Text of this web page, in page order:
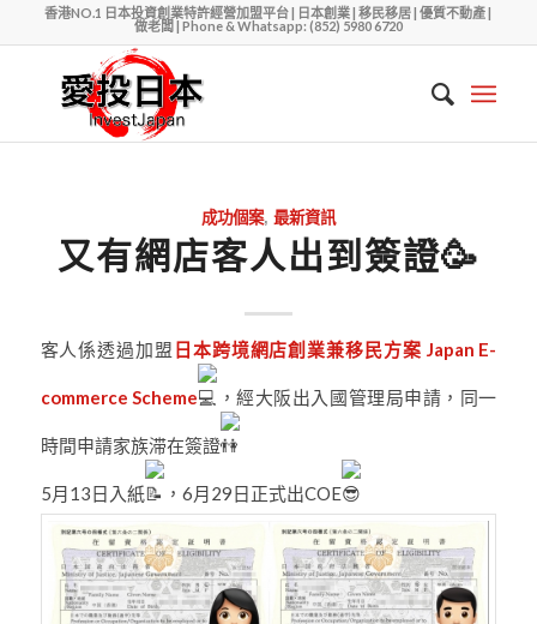
香港NO.1 日本投資創業特許經營加盟平台 | 日本創業 | 移民移居 | 優質不動產 |
做老闆 | Phone & Whatsapp: (852) 5980 6720
成功個案, 最新資訊
又有網店客人出到簽證🥳
客人係透過加盟 日本跨境網店創業兼移民方案 Japan E-
commerce Scheme ，經大阪出入國管理局申請，同一
時間申請家族滞在簽證
5月13日入紙 ，6月29日正式出COE